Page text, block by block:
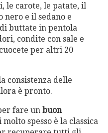
le carote, le patate, il
nero e il sedano e
buttate in pentola
condite con sale e
per altri 20
consistenza delle
è pronto.
fare un buon
molto spesso è la classica